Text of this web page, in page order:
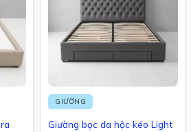
GIƯỜNG
Giường bọc da hộc kéo Light